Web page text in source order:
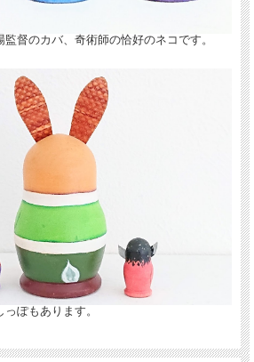
督のカバ、奇術師の恰好のネコです。
ぽもあります。